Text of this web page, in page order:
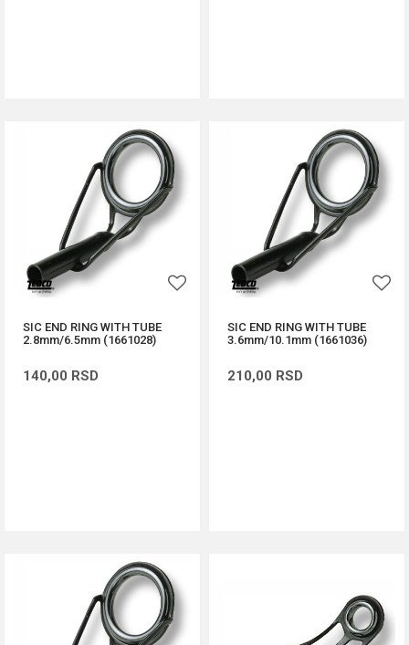
SIC END RING WITH TUBE
2.8mm/6.5mm (1661028)
140,00 RSD
SIC END RING WITH TUBE
3.6mm/10.1mm (1661036)
210,00 RSD